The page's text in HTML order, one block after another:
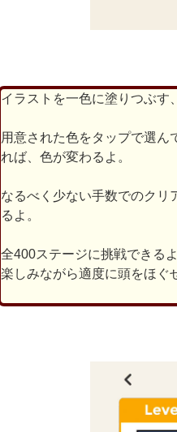
イラストを一色に塗りつぶす
用意された色をタップで選ん
れば、色が変わるよ。
なるべく少ない手数でのクリ
るよ。
全400ステージに挑戦できる
楽しみながら適度に頭をほぐ